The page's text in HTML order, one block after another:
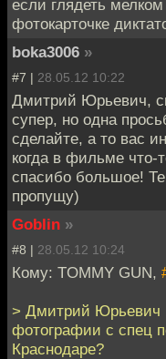
если глядеть
фотокарточке
boka3006 »
#7 | 28.05.12 10:22
Дмитрий Юрьевич,
супер, но одна
сделайте, а то вас
когда в фильме что-
спасибо большое!
пропущу)
Goblin »
#8 | 28.05.12 10:24
Кому: TOMMY GUN,
> Дмитрий Юрьевич
фотографии с спец
Краснодаре?